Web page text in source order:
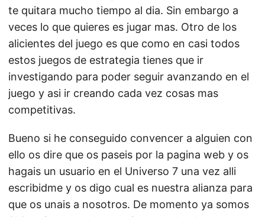
te quitara mucho tiempo al dia. Sin embargo a
veces lo que quieres es jugar mas. Otro de los
alicientes del juego es que como en casi todos
estos juegos de estrategia tienes que ir
investigando para poder seguir avanzando en el
juego y asi ir creando cada vez cosas mas
competitivas.
Bueno si he conseguido convencer a alguien con
ello os dire que os paseis por la pagina web y os
hagais un usuario en el Universo 7 una vez alli
escribidme y os digo cual es nuestra alianza para
que os unais a nosotros. De momento ya somos